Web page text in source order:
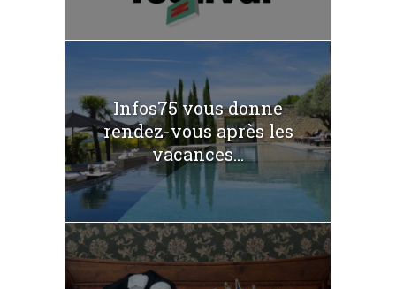
Infos75 vous donne
rendez-vous après les
vacances...